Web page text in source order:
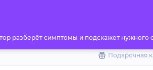
разберёт симптомы и подскажет нужного
Подарочная